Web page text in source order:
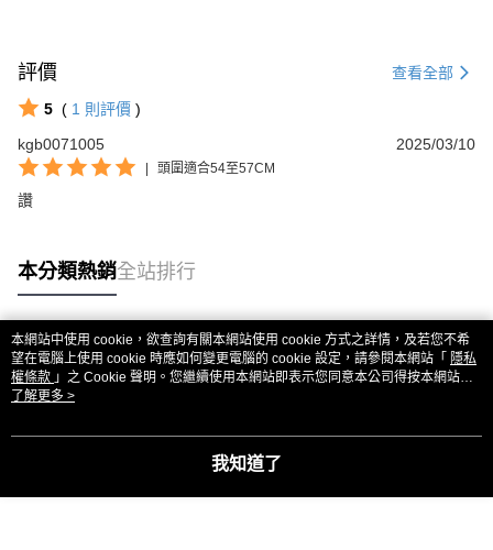
評價 查看全部
5 ( 1 則評價 )
kgb0071005
2025/03/10
頭圍適合54至57CM
讚
本分類熱銷全站排行
熱門標籤
本網站中使用 cookie，欲查詢有關本網站使用 cookie 方式之詳情，及若您不希
望在電腦上使用 cookie 時應如何變更電腦的 cookie 設定，請參閱本網站「 隱私
權條款 」之 Cookie 聲明。您繼續使用本網站即表示您同意本公司得按本網站使
用條款之 Cookie 聲明使用 cookie。
了解更多 >
我知道了